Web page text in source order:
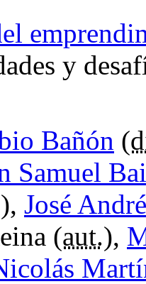
y
Bañón (
Samuel
), José
(aut.),